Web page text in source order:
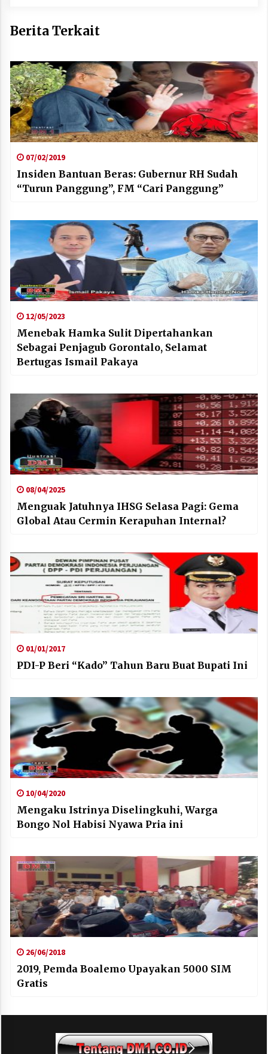
Berita Terkait
07/02/2019
Insiden Bantuan Beras: Gubernur RH Sudah
“Turun Panggung”, FM “Cari Panggung”
12/05/2023
Menebak Hamka Sulit Dipertahankan
Sebagai Penjagub Gorontalo, Selamat
Bertugas Ismail Pakaya
08/04/2025
Menguak Jatuhnya IHSG Selasa Pagi: Gema
Global Atau Cermin Kerapuhan Internal?
01/01/2017
PDI-P Beri “Kado” Tahun Baru Buat Bupati Ini
10/04/2020
Mengaku Istrinya Diselingkuhi, Warga
Bongo Nol Habisi Nyawa Pria ini
26/06/2018
2019, Pemda Boalemo Upayakan 5000 SIM
Gratis